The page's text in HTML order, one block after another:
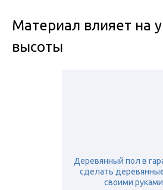
Материал влияет на
высоты
Деревянный пол в
сделать
своими руками